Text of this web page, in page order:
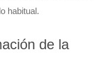
habitual.
de la